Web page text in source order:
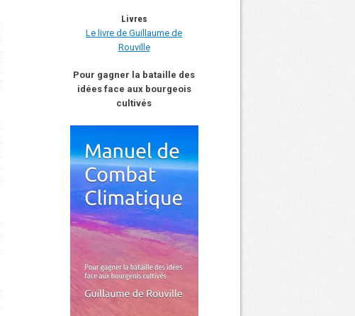
Livres
Le livre de Guillaume de
Rouville
Pour gagner la bataille des
idées face aux bourgeois
cultivés